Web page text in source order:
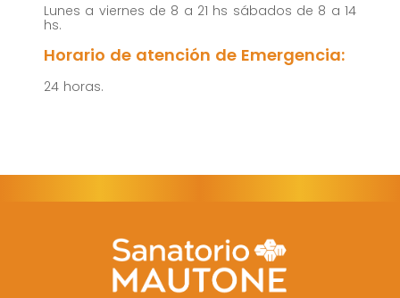
Lunes a viernes de 8 a 21 hs sábados de 8 a 14
hs.
Horario de atención de Emergencia:
24 horas.
funcionalidades
Marketing
Al compartir tus
comportamiento
mientras visitas
nuestro sitio,